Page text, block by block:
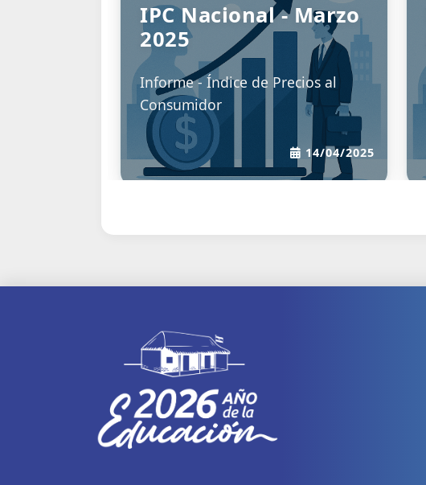
IPC SAN LUIS -
DICIEMBRE 2016
INFORME IPC - DICIEMBRE 2016
13/01/2017